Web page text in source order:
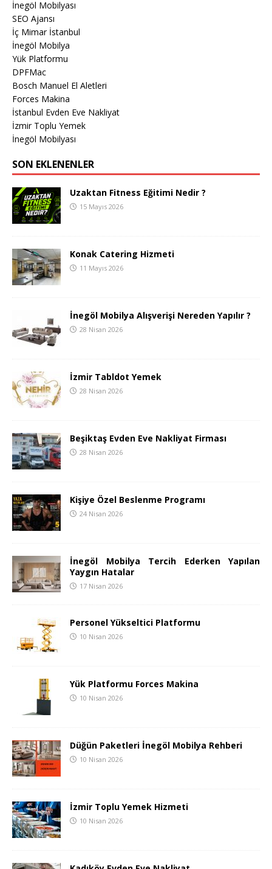
İnegöl Mobilyası
SEO Ajansı
İç Mimar İstanbul
İnegöl Mobilya
Yük Platformu
DPFMac
Bosch Manuel El Aletleri
Forces Makina
İstanbul Evden Eve Nakliyat
İzmir Toplu Yemek
İnegöl Mobilyası
SON EKLENENLER
Uzaktan Fitness Eğitimi Nedir ?
15 Mayıs 2026
Konak Catering Hizmeti
11 Mayıs 2026
İnegöl Mobilya Alışverişi Nereden Yapılır ?
28 Nisan 2026
İzmir Tabldot Yemek
28 Nisan 2026
Beşiktaş Evden Eve Nakliyat Firması
28 Nisan 2026
Kişiye Özel Beslenme Programı
24 Nisan 2026
İnegöl Mobilya Tercih Ederken Yapılan
Yaygın Hatalar
17 Nisan 2026
Personel Yükseltici Platformu
10 Nisan 2026
Yük Platformu Forces Makina
10 Nisan 2026
Düğün Paketleri İnegöl Mobilya Rehberi
10 Nisan 2026
İzmir Toplu Yemek Hizmeti
10 Nisan 2026